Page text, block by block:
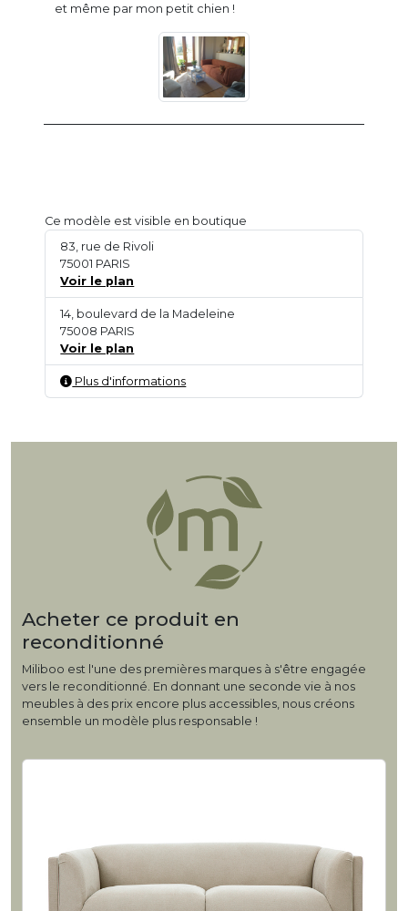
et même par mon petit chien !
Ce modèle est visible en boutique
83, rue de Rivoli
75001 PARIS
Voir le plan
14, boulevard de la Madeleine
75008 PARIS
Voir le plan
Plus d'informations
Acheter ce produit en
reconditionné
Miliboo est l'une des premières marques à s'être engagée
vers le reconditionné. En donnant une seconde vie à nos
meubles à des prix encore plus accessibles, nous créons
ensemble un modèle plus responsable !